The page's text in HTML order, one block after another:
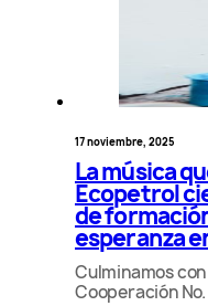
17 noviembre, 2025
La música
Ecopetrol
de
esperanza
Culminamos
Cooperación